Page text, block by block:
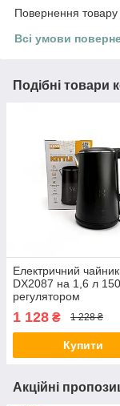
Повернення товару
Всі умови
Подібні товари
Електричний
DX2087 на 1,6 л
регулятором
(DX2087)
1 128 ₴ 1 228 ₴
Купити
Акційні